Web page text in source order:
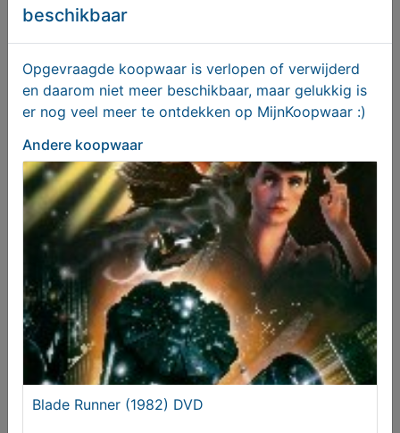
JOPIE HUISMAN
€ 475,00
Le couvent des ursulines (catalogus antiek)
beschikbaar
Opgevraagde koopwaar is verlopen of verwijderd
en daarom niet meer beschikbaar, maar gelukkig is
er nog veel meer te ontdekken op MijnKoopwaar :)
Andere koopwaar
Blade Runner (1982) DVD